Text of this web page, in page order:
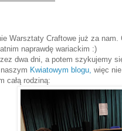
Warsztaty Craftowe już za
naprawdę wariackim :)
dwa dni, a potem szykujemy
Kwiatowym blogu, więc
całą rodziną: